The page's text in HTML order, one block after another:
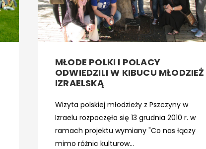
MŁODE POLKI I POLACY
ODWIEDZILI W KIBUCU MŁODZIEŻ
IZRAELSKĄ
Wizyta polskiej młodzieży z Pszczyny w
Izraelu rozpoczęła się 13 grudnia 2010 r. w
ramach projektu wymiany "Co nas łączy
mimo różnic kulturow...